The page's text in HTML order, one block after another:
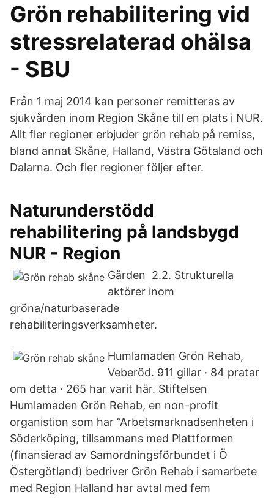
Grön rehabilitering vid
stressrelaterad ohälsa
- SBU
Från 1 maj 2014 kan personer remitteras av
sjukvården inom Region Skåne till en plats i NUR.
Allt fler regioner erbjuder grön rehab på remiss,
bland annat Skåne, Halland, Västra Götaland och
Dalarna. Och fler regioner följer efter.
Naturunderstödd
rehabilitering på landsbygd
NUR - Region
Gården 2.2. Strukturella
aktörer inom
gröna/naturbaserade
rehabiliteringsverksamheter.
Humlamaden Grön Rehab,
Veberöd. 911 gillar · 84 pratar
om detta · 265 har varit här. Stiftelsen
Humlamaden Grön Rehab, en non-profit
organistion som har ”Arbetsmarknadsenheten i
Söderköping, tillsammans med Plattformen
(finansierad av Samordningsförbundet i Ö
Östergötland) bedriver Grön Rehab i samarbete
med Region Halland har avtal med fem